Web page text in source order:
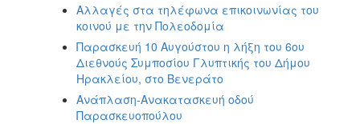
Αλλαγές στα τηλέφωνα επικοινωνίας του
κοινού με την Πολεοδομία
Παρασκευή 10 Αυγούστου η λήξη του 6ου
Διεθνούς Συμποσίου Γλυπτικής του Δήμου
Ηρακλείου, στο Βενεράτο
Ανάπλαση-Ανακατασκευή οδού
Παρασκευοπούλου